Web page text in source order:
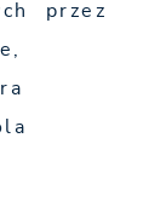
przez